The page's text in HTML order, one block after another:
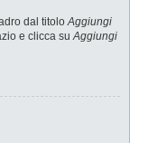
dal titoloAggiungi
e clicca suAggiungi